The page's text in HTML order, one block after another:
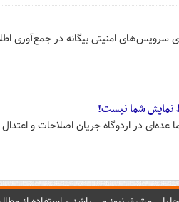
سرویس‌های امنیتی بیگانه در جمع‌آوری
نمایش شما نیست!
در اردوگاه جریان اصلاحات و اعتدال